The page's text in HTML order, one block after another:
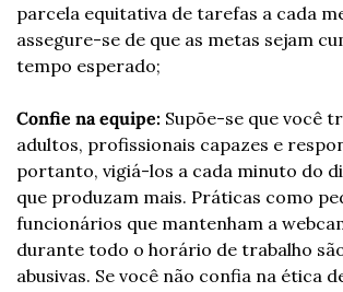
parcela equitativa de tarefas a cada
assegure-se de que as metas sejam
tempo esperado;
Confie na equipe: Supõe-se que você
adultos, profissionais capazes e
portanto, vigiá-los a cada minuto do
que produzam mais. Práticas como
funcionários que mantenham a
durante todo o horário de trabalho
abusivas. Se você não confia na ética